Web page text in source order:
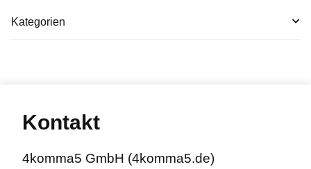
Kategorien
Kontakt
4komma5 GmbH (4komma5.de)